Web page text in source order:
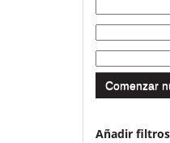
Comenzar
Añadir